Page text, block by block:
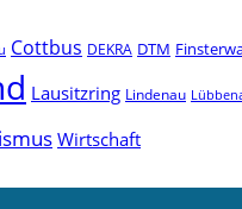
Cottbus DEKRA DTM
Lausitzring Lindenau
Wirtschaft